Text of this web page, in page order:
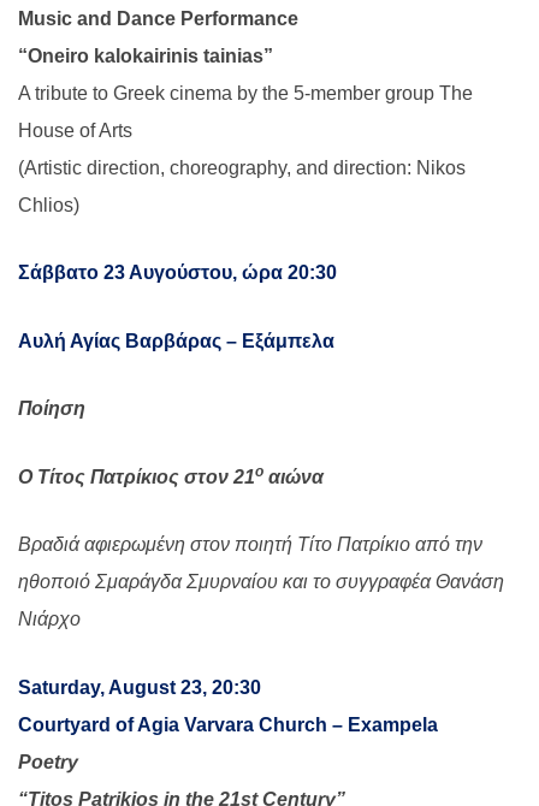
Music and Dance Performance
“Oneiro kalokairinis tainias”
A tribute to Greek cinema by the 5-member group The
House of Arts
(Artistic direction, choreography, and direction: Nikos
Chlios)
Σάββατο 23 Αυγούστου, ώρα 20:30
Αυλή Αγίας Βαρβάρας – Εξάμπελα
Ποίηση
Ο Τίτος Πατρίκιος στον 21ο αιώνα
Βραδιά αφιερωμένη στον ποιητή Τίτο Πατρίκιο από την
ηθοποιό Σμαράγδα Σμυρναίου και το συγγραφέα Θανάση
Νιάρχο
Saturday, August 23, 20:30
Courtyard of Agia Varvara Church – Exampela
Poetry
“Titos Patrikios in the 21st Century”